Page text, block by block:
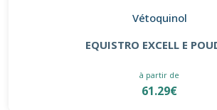
Vétoquinol
EQUISTRO EXCELL E
à partir de
61.29€